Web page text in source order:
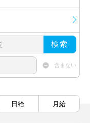
検索
含まない
日給 月給